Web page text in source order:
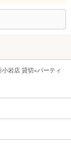
岩店 貸切×パーティ